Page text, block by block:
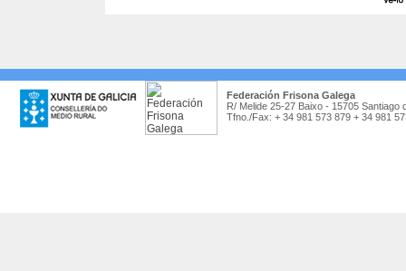
Federación Frisona Galega
R/ Melide 25-27 Baixo - 15705 Santiago
Tfno./Fax: + 34 981 573 879 + 34 981